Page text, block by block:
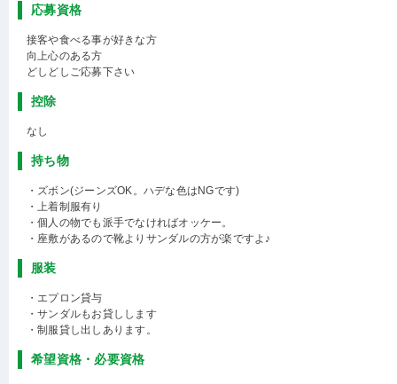
応募資格
接客や食べる事が好きな方
向上心のある方
どしどしご応募下さい
控除
なし
持ち物
・ズボン(ジーンズOK。ハデな色はNGです)
・上着制服有り
・個人の物でも派手でなければオッケー。
・座敷があるので靴よりサンダルの方が楽ですよ♪
服装
・エプロン貸与
・サンダルもお貸しします
・制服貸し出しあります。
希望資格・必要資格